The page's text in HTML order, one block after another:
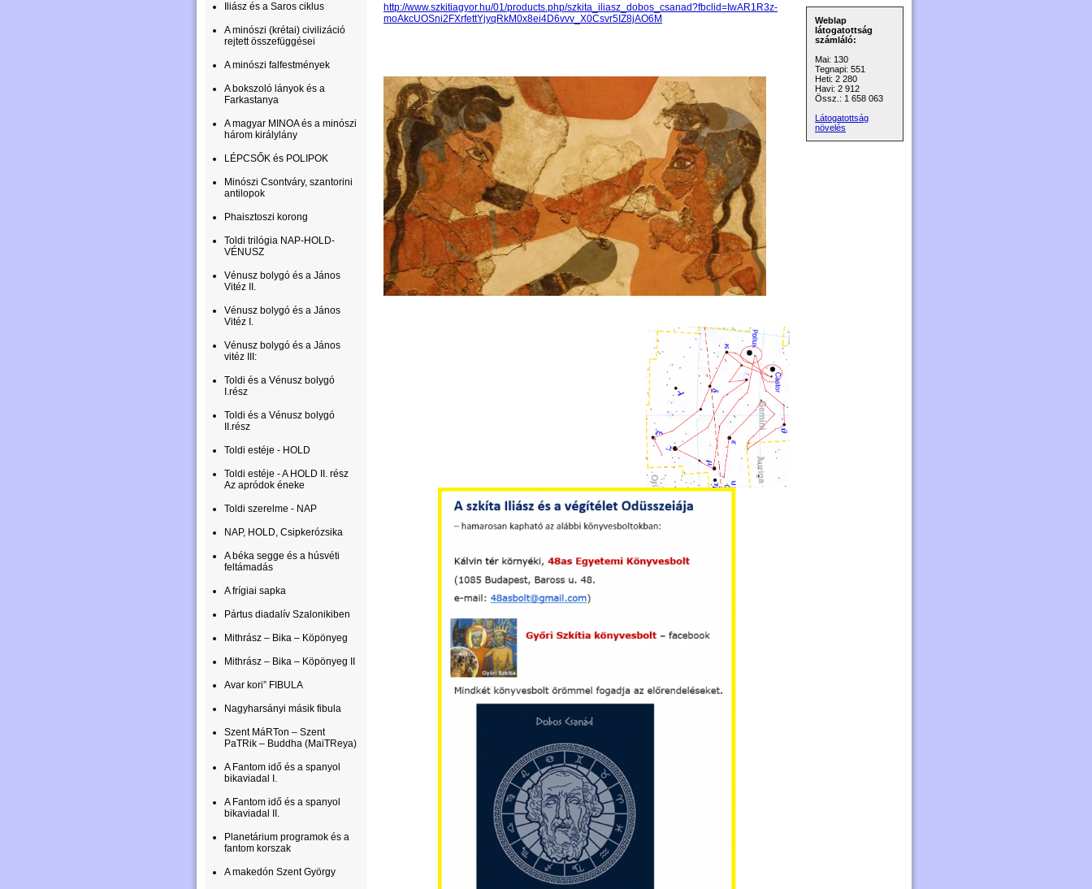
Iliász és a Saros ciklus
A minószi (krétai) civilizáció
rejtett összefüggései
A minószi falfestmények
A bokszoló lányok és a
Farkastanya
A magyar MINOA és a minószi
három királylány
LÉPCSŐK és POLIPOK
Minószi Csontváry, szantorini
antilopok
Phaisztoszi korong
Toldi trilógia NAP-HOLD-
VÉNUSZ
Vénusz bolygó és a János
Vitéz II.
Vénusz bolygó és a János
Vitéz I.
Vénusz bolygó és a János
vitéz III:
Toldi és a Vénusz bolygó
I.rész
Toldi és a Vénusz bolygó
II.rész
Toldi estéje - HOLD
Toldi estéje - A HOLD II. rész
Az apródok éneke
Toldi szerelme - NAP
NAP, HOLD, Csipkerózsika
A béka segge és a húsvéti
feltámadás
A frígiai sapka
Pártus diadalív Szalonikiben
Mithrász – Bika – Köpönyeg
Mithrász – Bika – Köpönyeg II
Avar kori” FIBULA
Nagyharsányi másik fibula
Szent MáRTon – Szent
PaTRik – Buddha (MaiTReya)
A Fantom idő és a spanyol
bikaviadal I.
A Fantom idő és a spanyol
bikaviadal II.
Planetárium programok és a
fantom korszak
A makedón Szent György
http://www.szkitiagyor.hu/01/products.php/szkita_iliasz_dobos_csanad?fbclid=IwAR1R3z-
moAkcUOSni2FXrfettYjyqRkM0x8ei4D6vvv_X0Csvr5IZ8jAO6M
Weblap
látogatottság
számláló:
Mai: 130
Tegnapi: 551
Heti: 2 280
Havi: 2 912
Össz.: 1 658 063
Látogatottság
növelés